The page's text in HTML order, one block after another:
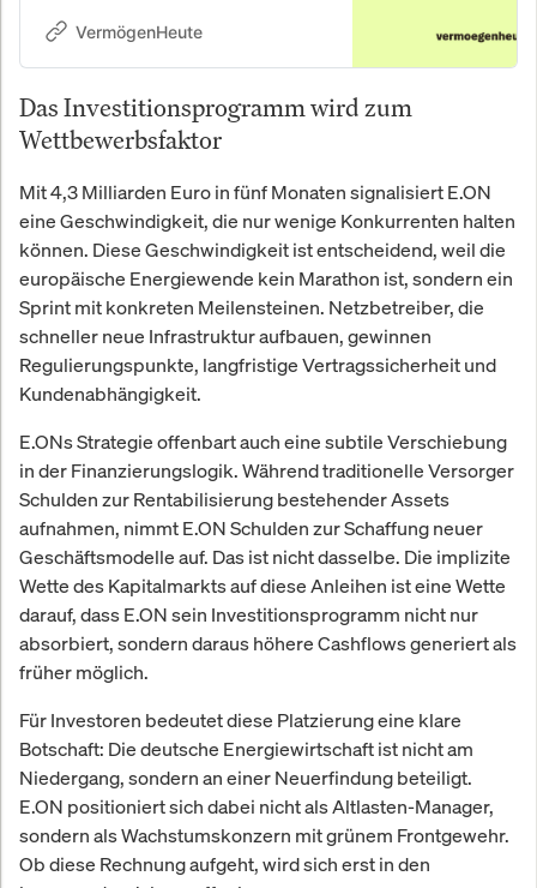
VermögenHeute
Das Investitionsprogramm wird zum
Wettbewerbsfaktor
Mit 4,3 Milliarden Euro in fünf Monaten signalisiert E.ON
eine Geschwindigkeit, die nur wenige Konkurrenten halten
können. Diese Geschwindigkeit ist entscheidend, weil die
europäische Energiewende kein Marathon ist, sondern ein
Sprint mit konkreten Meilensteinen. Netzbetreiber, die
schneller neue Infrastruktur aufbauen, gewinnen
Regulierungspunkte, langfristige Vertragssicherheit und
Kundenabhängigkeit.
E.ONs Strategie offenbart auch eine subtile Verschiebung
in der Finanzierungslogik. Während traditionelle Versorger
Schulden zur Rentabilisierung bestehender Assets
aufnahmen, nimmt E.ON Schulden zur Schaffung neuer
Geschäftsmodelle auf. Das ist nicht dasselbe. Die implizite
Wette des Kapitalmarkts auf diese Anleihen ist eine Wette
darauf, dass E.ON sein Investitionsprogramm nicht nur
absorbiert, sondern daraus höhere Cashflows generiert als
früher möglich.
Für Investoren bedeutet diese Platzierung eine klare
Botschaft: Die deutsche Energiewirtschaft ist nicht am
Niedergang, sondern an einer Neuerfindung beteiligt.
E.ON positioniert sich dabei nicht als Altlasten-Manager,
sondern als Wachstumskonzern mit grünem Frontgewehr.
Ob diese Rechnung aufgeht, wird sich erst in den